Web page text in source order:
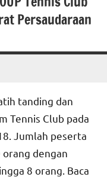
Persaudaraan
tanding dan
Tennis Club pada
Jumlah peserta
dengan
8 orang. Baca